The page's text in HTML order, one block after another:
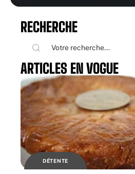
RECHERCHE
ARTICLES EN VOGUE
DÉTENTE